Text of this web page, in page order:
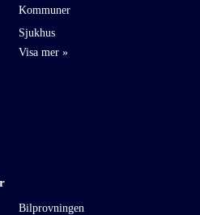
Kommuner
Sjukhus
Bilprovningen